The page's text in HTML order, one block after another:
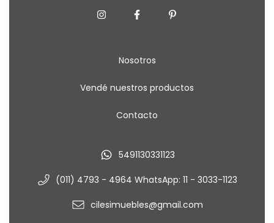
Nosotros
Vendé nuestros productos
Contacto
5491130331123
(011) 4793 - 4964 WhatsApp: 11 - 3033-1123
cilesimuebles@gmail.com